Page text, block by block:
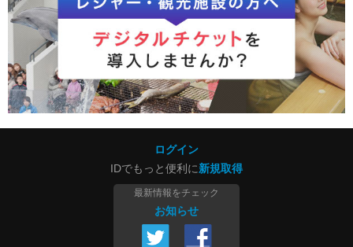
ログイン
IDでもっと便利に新規取得
最新情報をチェック
お知らせ